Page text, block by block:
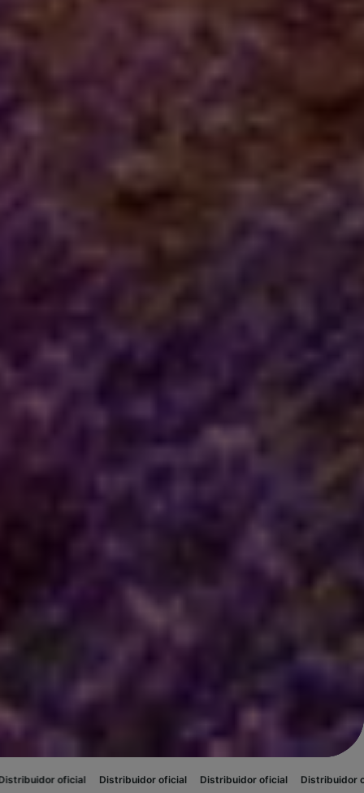
Distribuidor oficial Distribuidor oficial Distribuidor oficial